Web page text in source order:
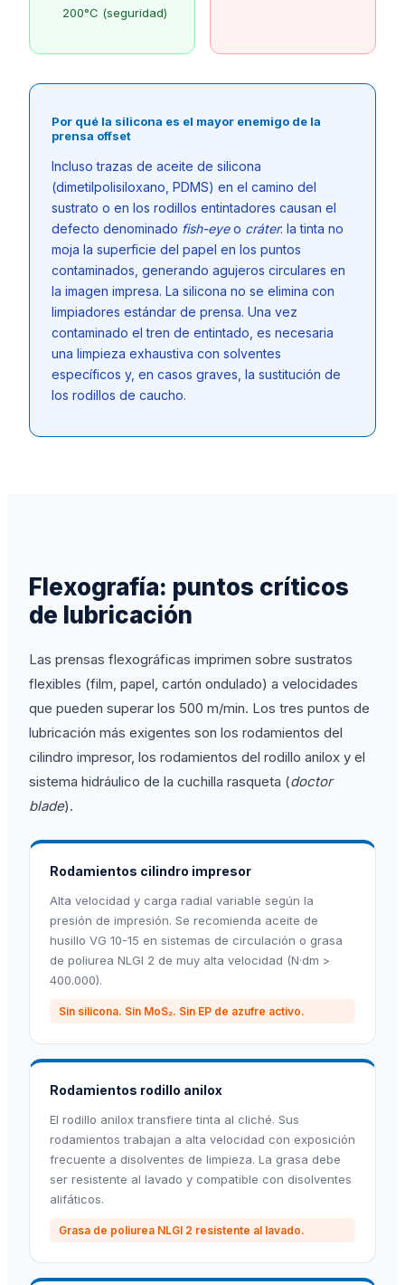
200°C (seguridad)
Por qué la silicona es el mayor enemigo de la
prensa offset
Incluso trazas de aceite de silicona
(dimetilpolisiloxano, PDMS) en el camino del
sustrato o en los rodillos entintadores causan el
defecto denominado fish-eyeo cráter: la tinta no
moja la superficie del papel en los puntos
contaminados, generando agujeros circulares en
la imagen impresa. La silicona no se elimina con
limpiadores estándar de prensa. Una vez
contaminado el tren de entintado, es necesaria
una limpieza exhaustiva con solventes
específicos y, en casos graves, la sustitución de
los rodillos de caucho.
Flexografía: puntos críticos
de lubricación
Las prensas flexográficas imprimen sobre sustratos
flexibles (film, papel, cartón ondulado) a velocidades
que pueden superar los 500 m/min. Los tres puntos de
lubricación más exigentes son los rodamientos del
cilindro impresor, los rodamientos del rodillo anilox y el
sistema hidráulico de la cuchilla rasqueta (doctor
blade).
Rodamientos cilindro impresor
Alta velocidad y carga radial variable según la
presión de impresión. Se recomienda aceite de
husillo VG 10-15 en sistemas de circulación o grasa
de poliurea NLGI 2 de muy alta velocidad (N·dm >
400.000).
Sin silicona. Sin MoS₂. Sin EP de azufre activo.
Rodamientos rodillo anilox
El rodillo anilox transfiere tinta al cliché. Sus
rodamientos trabajan a alta velocidad con exposición
frecuente a disolventes de limpieza. La grasa debe
ser resistente al lavado y compatible con disolventes
alifáticos.
Grasa de poliurea NLGI 2 resistente al lavado.